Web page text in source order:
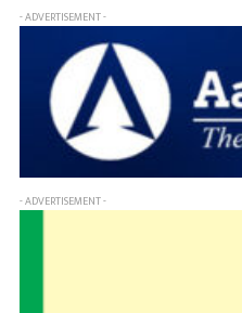
- ADVERTISEMENT -
- ADVERTISEMENT -